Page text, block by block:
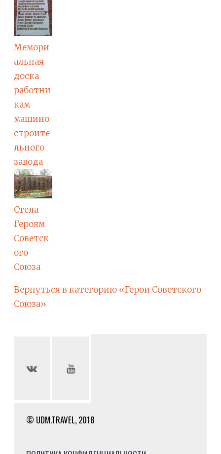
Мемори
альная
доска
работни
кам
машино
строите
льного
завода
Стела
Героям
Советск
ого
Союза
Вернуться в категорию «Герои Советского
Союза»
© UDM.TRAVEL, 2018